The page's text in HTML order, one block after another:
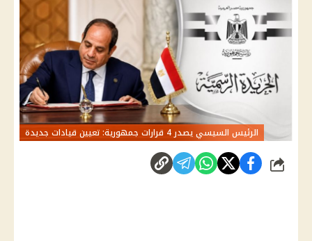
الرئيس السيسي يصدر 4 قرارات جمهورية: تعيين قيادات جديدة
شارك